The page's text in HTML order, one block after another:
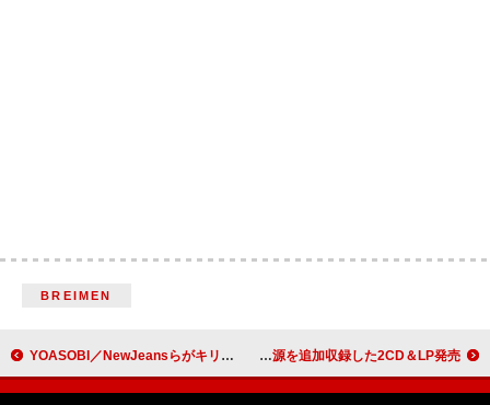
BREIMEN
YOASOBI／NewJeansらがキリバン突破：今週のストリーミングまとめ ボン・ジョヴィ、1986年の『Slippery When Wet』に未発表音源を追加収録した2CD＆LP発売